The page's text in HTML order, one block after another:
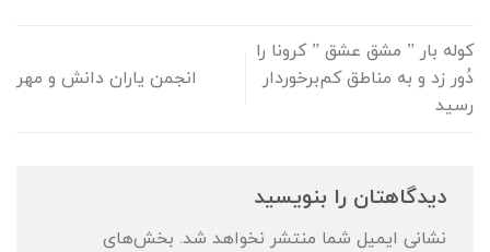
کوله بار ” مشق عشق ” کرونا را
دُور زد و به مناطق کم‌برخوردار
رسید
انجمن یاران دانش و مهر
دیدگاهتان را بنویسید
نشانی ایمیل شما منتشر نخواهد شد. بخش‌های